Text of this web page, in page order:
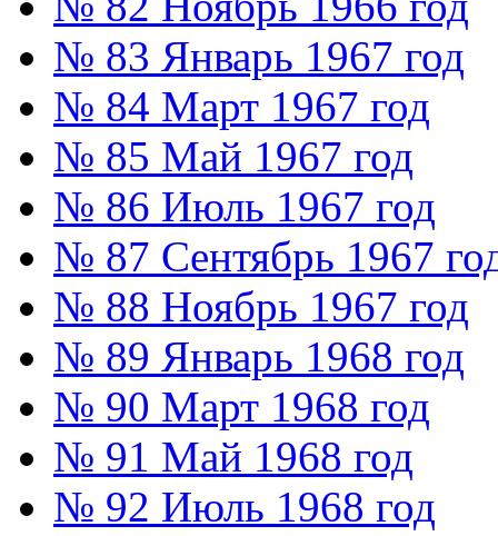
№ 83 Январь 1967 год
№ 84 Март 1967 год
№ 85 Май 1967 год
№ 86 Июль 1967 год
№ 87 Сентябрь 1967
№ 88 Ноябрь 1967 год
№ 89 Январь 1968 год
№ 90 Март 1968 год
№ 91 Май 1968 год
№ 92 Июль 1968 год